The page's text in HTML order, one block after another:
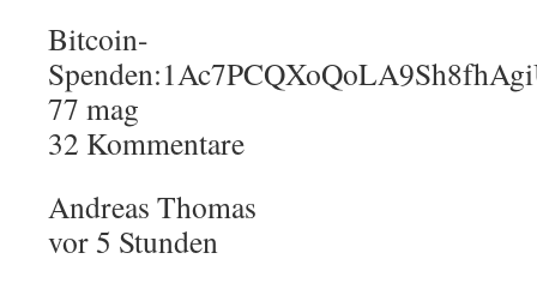
Bitcoin-
77 mag
32 Kommentare
Andreas Thomas
vor 5 Stunden